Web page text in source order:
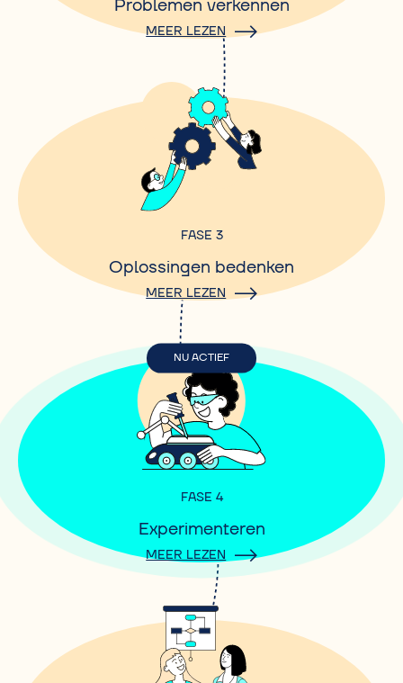
Problemen verkennen
MEER LEZEN
FASE 3
Oplossingen bedenken
MEER LEZEN
NU ACTIEF
FASE 4
Experimenteren
MEER LEZEN